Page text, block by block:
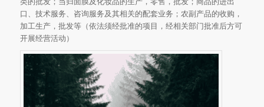
口、技术服务、咨询服务及其相关的配套业务；农副产品的收购，
加工生产，批发等（依法须经批准的项目，经相关部门批准后方可
开展经营活动）